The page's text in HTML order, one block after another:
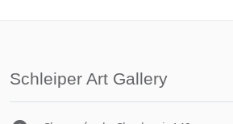
Schleiper Art Gallery